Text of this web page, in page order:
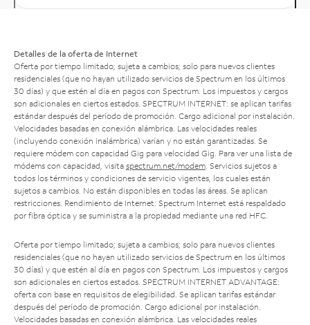
Detalles de la oferta de Internet
Oferta por tiempo limitado; sujeta a cambios; solo para nuevos clientes
residenciales (que no hayan utilizado servicios de Spectrum en los últimos
30 días) y que estén al día en pagos con Spectrum. Los impuestos y cargos
son adicionales en ciertos estados. SPECTRUM INTERNET: se aplican tarifas
estándar después del período de promoción. Cargo adicional por instalación.
Velocidades basadas en conexión alámbrica. Las velocidades reales
(incluyendo conexión inalámbrica) varían y no están garantizadas. Se
requiere módem con capacidad Gig para velocidad Gig. Para ver una lista de
módems con capacidad, visita spectrum.net/modem . Servicios sujetos a
todos los términos y condiciones de servicio vigentes, los cuales están
sujetos a cambios. No están disponibles en todas las áreas. Se aplican
restricciones. Rendimiento de Internet: Spectrum Internet está respaldado
por fibra óptica y se suministra a la propiedad mediante una red HFC.
Oferta por tiempo limitado; sujeta a cambios; solo para nuevos clientes
residenciales (que no hayan utilizado servicios de Spectrum en los últimos
30 días) y que estén al día en pagos con Spectrum. Los impuestos y cargos
son adicionales en ciertos estados. SPECTRUM INTERNET ADVANTAGE:
oferta con base en requisitos de elegibilidad. Se aplican tarifas estándar
después del período de promoción. Cargo adicional por instalación.
Velocidades basadas en conexión alámbrica. Las velocidades reales